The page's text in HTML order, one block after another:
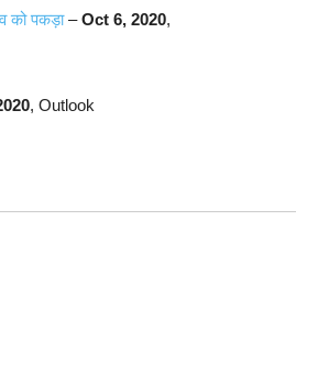
को पकड़ा–Oct 6, 2020,
, Outlook